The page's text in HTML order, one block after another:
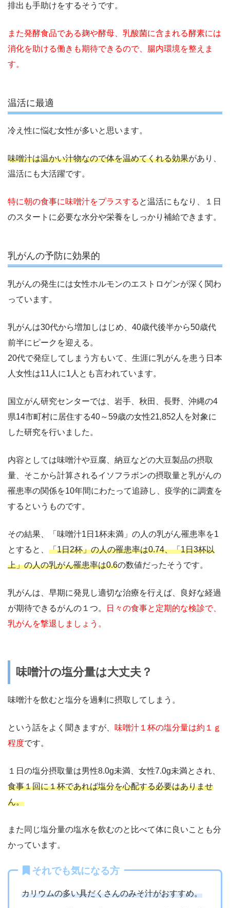
排出も手助けをするそうです。
また発酵食品である麹や酵母、乳酸菌に含まれる酵素には
消化を助ける働きも期待できるので、腸内環境を整えま
す。
温活に最適
冷え性に悩む女性が多いと思います。
味噌汁は温かい汁物なので体を温めてくれる効果があり、
温活にも大活躍です。
特に朝の食事に味噌汁をプラスする と温活にもなり、１日
のスタートに必要な水分や栄養をしっかり補給できます。
乳がんの予防に効果的
乳がんの発生には女性ホルモンのエストロゲンが深く関わ
っています。
乳がんは30代から増加しはじめ、40歳代後半から50歳代
前半にピークを迎える。
20代で発症してしまう方もいて、生涯に乳がんを患う日本
人女性は11人に1人とも言われています。
国立がん研究センターでは、岩手、秋田、長野、沖縄の4
県14市町村に居住する40～59歳の女性21‚852人を対象に
した研究を行いました。
内容としては味噌汁や豆腐、納豆などの大豆製品の摂取
量、そこから計算されるイソフラボンの摂取量と乳がんの
罹患率の関係を10年間にわたって追跡し、疫学的に調査を
するというものです。
その結果、「味噌汁1日1杯未満」の人の乳がん罹患率を1
とすると、 「1日2杯」の人の罹患率は0.74、「1日3杯以
上」の人の乳がん罹患率は0.6の数値だったそうです。
乳がんは、早期に発見し適切な治療を行えば、良好な経過
が期待できるがんの１つ。
日々の食事と定期的な検診で、
乳がんを撃退しましょう。
味噌汁の塩分量は大丈夫？
味噌汁を飲むと塩分を過剰に摂取してしまう。
という話をよく聞きますが、 味噌汁１杯の塩分量は約１ｇ
程度です。
１日の塩分摂取量は男性8.0g未満、女性7.0g未満とされ、
食事１回に１杯であれば塩分を心配する必要はありませ
ん。
また同じ塩分量の塩水を飲むのと比べて体に良いことも分
かっています。
それでも気になる方
カリウムの多い具だくさんのみそ汁がおすすめ。